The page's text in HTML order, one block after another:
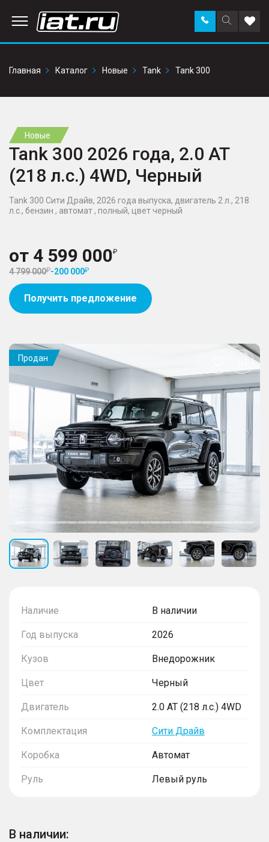
Поиск
по
Заказать
звонок в
Главная
Каталог Новые Tank Tank 300
Новые
Tank 300 2026 года, 2.0 AT
(218 л.с.) 4WD, Черный
Tank 300 Сити Драйв, 2026 года выпуска, двигатель 2 л., 218
л.с., бензин , автомат , полный, цвет черный
от 4 599 000
4 799 000 -200 000
Получить предложение
Наличие В наличии
Год выпуска 2026
Кузов Внедорожник
Цвет Черный
Двигатель 2.0 AT (218 л.с.) 4WD
Комплектация Сити Драйв
Коробка Автомат
Руль Левый руль
В наличии:
Продан
в
избранное